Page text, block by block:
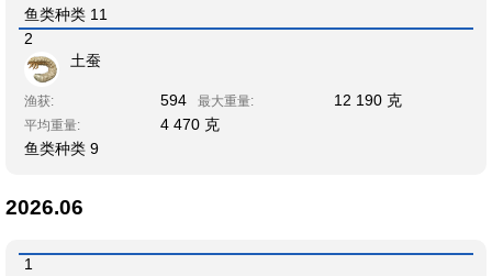
鱼类种类 11
2
土蚕
渔获: 594 最大重量: 12 190 克
平均重量:
4 470 克
鱼类种类 9
2026.06
1